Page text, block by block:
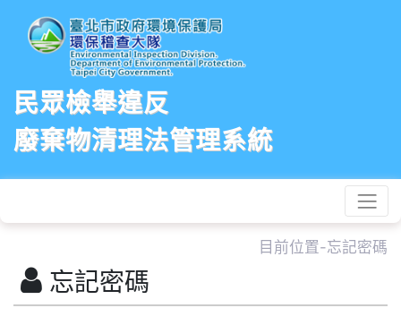
民眾檢舉違反
廢棄物清理法管理系統
目前位置-忘記密碼
忘記密碼